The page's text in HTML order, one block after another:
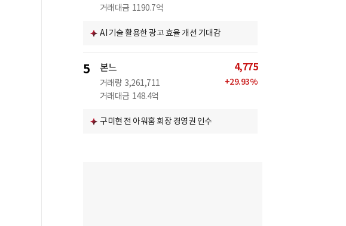
거래대금 1190.7억
AI 기술 활용한 광고 효율 개선 기대감
5 본느
거래량 3,261,711
거래대금 148.4억
4,775
+29.93%
구미현 전 아워홈 회장 경영권 인수